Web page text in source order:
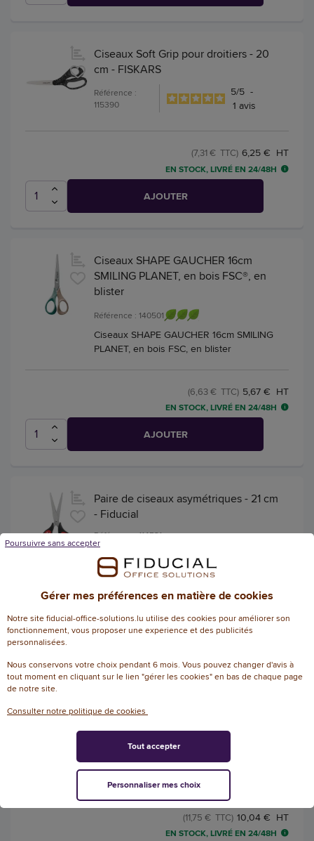
Ciseaux Soft Grip pour droitiers - 20
cm - FISKARS
Référence :
115390
5/5 -
1 avis
6,25 € HT
(7,31 € TTC)
EN STOCK, LIVRÉ EN 24/48H
AJOUTER
Ciseaux SHAPE GAUCHER 16cm
SMILING PLANET, en bois FSC®, en
blister
Référence : 140501
Ciseaux SHAPE GAUCHER 16cm SMILING
PLANET, en bois FSC, en blister
5,67 € HT
(6,63 € TTC)
EN STOCK, LIVRÉ EN 24/48H
AJOUTER
Paire de ciseaux asymétriques - 21 cm
- Fiducial
Référence : 114521
Paire de ciseaux FIDUCIAL - bouts pointus -
21 cm
EN STOCK, LIVRÉ EN 24/48H
Paire de ciseaux à bout rond - 16 cm -
MAPED
Paire de ciseaux à bout rond MAPED 16 cm
10,04 € HT
(11,75 € TTC)
EN STOCK, LIVRÉ EN 24/48H
Gérer mes préférences en matière de cookies
Notre site fiducial-office-solutions.lu utilise des cookies pour améliorer son
fonctionnement, vous proposer une experience et des publicités
personnalisées.
Nous conservons votre choix pendant 6 mois. Vous pouvez changer d'avis à
tout moment en cliquant sur le lien "gérer les cookies" en bas de chaque page
de notre site.
Consulter notre politique de cookies
Poursuivre sans accepter
Personnaliser mes choix
Tout accepter